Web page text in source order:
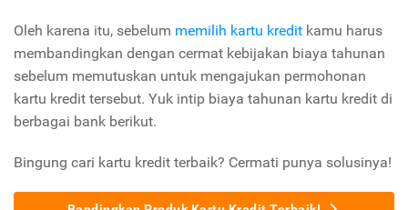
Oleh karena itu, sebelum memilih kartu kredit kamu harus
membandingkan dengan cermat kebijakan biaya tahunan
sebelum memutuskan untuk mengajukan permohonan
kartu kredit tersebut. Yuk intip biaya tahunan kartu kredit di
berbagai bank berikut.
Bingung cari kartu kredit terbaik? Cermati punya solusinya!